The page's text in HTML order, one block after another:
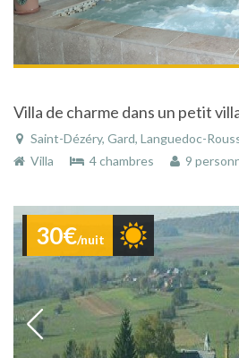
Villa de charme dans un petit
Saint-Dézéry, Gard, Languedoc-
Villa
4 chambres 9
30€/nuit